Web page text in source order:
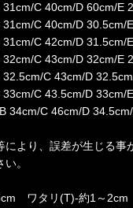
C 40cm/D 60cm/E
C 40cm/D 30.5cm/
C 42cm/D 31.5cm/
C 43cm/D 32cm/E
C 43cm/D
C 43.5cm/D 33cm/
34cm/C 46cm/D
より、誤差が生じる事
。
ワタリ(T)-約1～